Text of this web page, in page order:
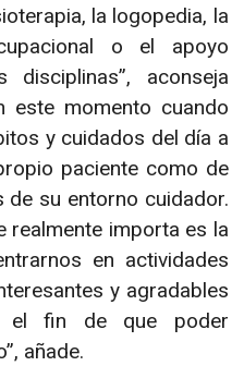
la logopedia, la
o el apoyo
aconseja
este momento cuando
y cuidados del día a
paciente como de
su entorno cuidador.
realmente importa es la
en actividades
y agradables
el fin de que poder
añade.